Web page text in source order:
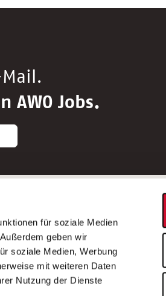
für soziale Medien
geben wir
soziale Medien, Werbung
mit weiteren Daten
Nutzung der Dienste
AWO Jobs.
nach Bundesland
nach Bundesländern
Bei